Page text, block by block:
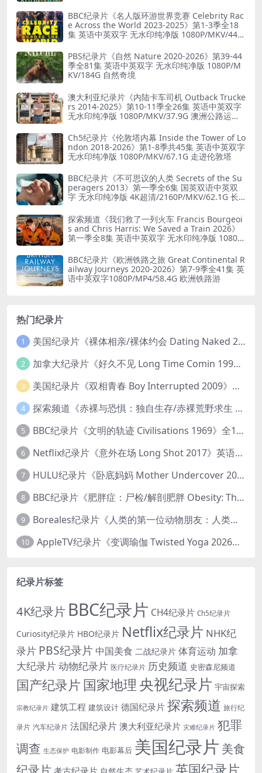
BBC纪录片《名人版环游世界竞赛 Celebrity Rac
e Across the World 2023-2025》第1-3季全18
集 英语中英双字 无水印纯净版 1080P/MKV/44.8
PBS纪录片《自然 Nature 2020-2026》第39-44
季全81集 英语中英双字 无水印纯净版 1080P/M
KV/184G 自然奇境
澳大利亚纪录片《内陆卡车司机 Outback Trucke
rs 2014-2025》第10-11季全26集 英语中英双字
无水印纯净版 1080P/MKV/37.9G 澳洲公路运输
Ch5纪录片《伦敦塔内幕 Inside the Tower of Lo
ndon 2018-2026》第1-8季共45集 英语中英双字
无水印纯净版 1080P/MKV/67.1G 走进伦敦塔
BBC纪录片《不可思议的人类 Secrets of the Su
peragers 2013》第一季全6集 国英双语中英双
字 无水印纯净版 4K超清/2160P/MKV/62.1G 长
探索频道《我们救了一列火车 Francis Bourgeoi
s and Chris Harris: We Saved a Train 2026》
第一季全8集 英语中英双字 无水印纯净版 1080P/
BBC纪录片《欧洲铁路之旅 Great Continental R
ailway Journeys 2020-2026》第7-9季全41集 英
语中英双字1080P/MP4/58.4G 欧洲铁路游
热门纪录片
1 美国纪录片《裸体相亲/裸体约会 Dating Naked 2014-2016》第1-3季全33集 英语中英双字 无水印纯净版 1080P/MKV/85.6G 裸体相亲真人秀
2 加拿大纪录片《好久不见 Long Time Comin 1993》英语中英双字 官方纯净版 1080P/MKV/1G 女同性艺术家
3 美国纪录片《双相青春 Boy Interrupted 2009》英语中英双字 官方纯净版 1080P/MKV/1.43G 青少年躁郁症
4 探索频道《赤裸与恐惧：独自生存/赤裸荒野求生 Naked and Afraid: Solo 2023》第一季全8集 英语中英双字 官方纯净版 高码1080P/MKV/45.4G
5 BBC纪录片《文明的轨迹 Civilisations 1969》全13集 英语中英双字 高清收藏版 1080P/MKV/64.1G 西方艺术史话
6 Netflix纪录片《意外在场 Long Shot 2017》英语中字 720P/NKV/1.06GB 美国谋杀误判案件
7 HULU纪录片《卧底妈妈 Mother Undercover 2023》全4集 英语中英双字 官方纯净版 1080P/MKV/7.6G 拯救孩子
8 BBC纪录片《肥胖症：尸检/解剖肥胖 Obesity: The Post Mortem 2016》英语中英双字 无水印纯净版 1080P/MKV/1.03G
9 Boreales纪录片《人类的第一位动物朋友：人类和狗的神奇故事 Man’s First Friend 2018》英语中英双字 1080P/MP4/1.8G 狗的神奇故事
10 AppleTV纪录片《变调瑜伽 Twisted Yoga 2026》全3集 英语中英双字 无水印纯净版 1080P/MKV/10G 瑜伽大师背后的真相
纪录片标签
4K纪录片 BBC纪录片 CH4纪录片 Ch5纪录片
Curiosity纪录片 HBO纪录片 Netflix纪录片 NHK纪
录片 PBS纪录片 中国美食 二战纪录片 体育运动 加拿
大纪录片动物纪录片 医疗纪录片 历史频道 史密森尼频道
国产纪录片 国家地理 央视纪录片 宇宙探索
宗教纪录片 建筑工程 建筑设计 德国纪录片 探索频道 旅行纪
录片 汽车纪录片 法国纪录片 澳大利亚纪录片 灾难纪录片 犯罪
调查 生态保护 电影制作 电影幕后 美国纪录片 美食
纪录片
英国纪录片